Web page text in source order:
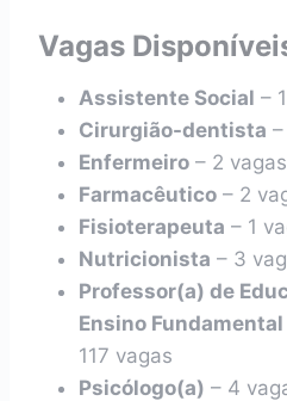
Vagas
Assistente Social –
Cirurgião-dentista
Enfermeiro – 2 vagas
Farmacêutico – 2
Fisioterapeuta – 1
Nutricionista – 3
Professor(a) de
Ensino
117 vagas
Psicólogo(a) – 4